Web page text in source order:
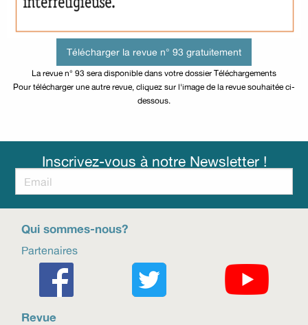
Télécharger la revue n° 93 gratuitement
La revue n° 93 sera disponible dans votre dossier Téléchargements
Pour télécharger une autre revue, cliquez sur l'image de la revue souhaitée ci-
dessous.
Inscrivez-vous à notre Newsletter !
Qui sommes-nous?
Partenaires
Revue